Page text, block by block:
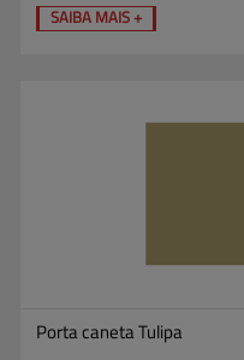
SAIBA MAIS +
Porta caneta Tulipa